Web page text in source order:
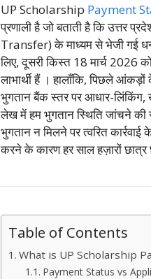
UP Scholarship Payment
प्रणाली है जो बताती है कि उत्तर
Transfer) के माध्यम से भेजी गई
लिए, दूसरी किस्त 18 मार्च 2026
लाभार्थी हैं । हालाँकि, पिछले
भुगतान बैंक स्तर पर आधार-लिंकिंग,
लेख में हम भुगतान स्थिति जांचने की
भुगतान न मिलने पर त्वरित
करने के कारण हर साल हज़ारों छात्र
Table of Contents
What is UP Scholarship
Payment Status vs